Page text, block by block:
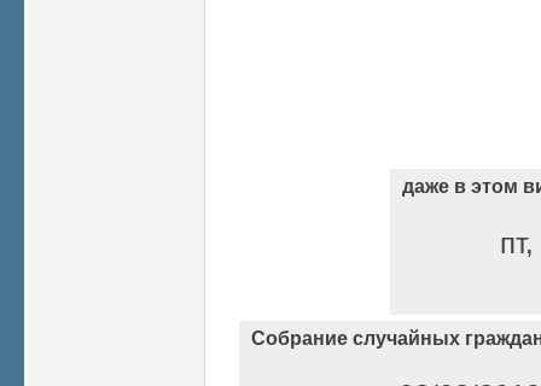
даже в этом
Собрание случайных